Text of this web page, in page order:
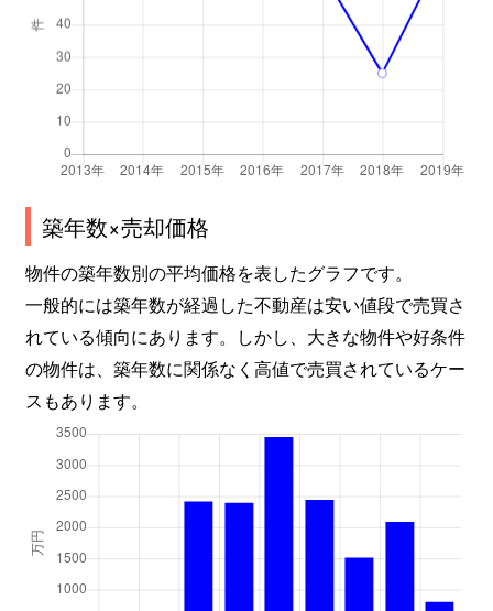
築年数×売却価格
物件の築年数別の平均価格を表したグラフです。
一般的には築年数が経過した不動産は安い値段で売買さ
れている傾向にあります。しかし、大きな物件や好条件
の物件は、築年数に関係なく高値で売買されているケー
スもあります。